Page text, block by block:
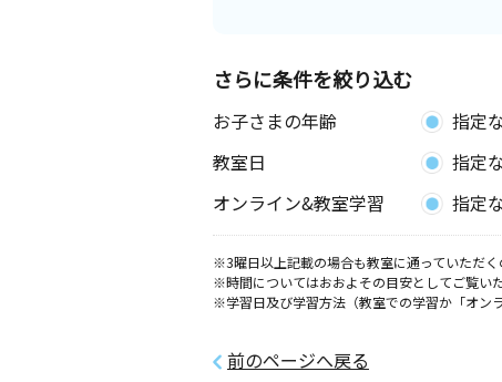
さらに条件を絞り込む
お子さまの年齢 指定
教室日
指定
オンライン&教室学習
指定
※3曜日以上記載の場合も教室に通っていただく
※時間についてはおおよその目安としてご覧い
※学習日及び学習方法（教室での学習か「オン
前のページへ戻る